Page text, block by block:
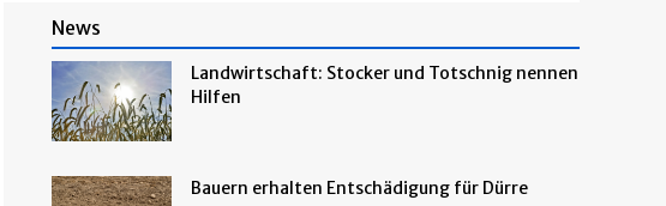
News
Landwirtschaft: Stocker und Totschnig nennen
Hilfen
Bauern erhalten Entschädigung für Dürre